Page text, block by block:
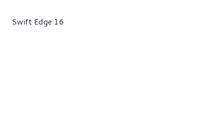
Swift Edge 16